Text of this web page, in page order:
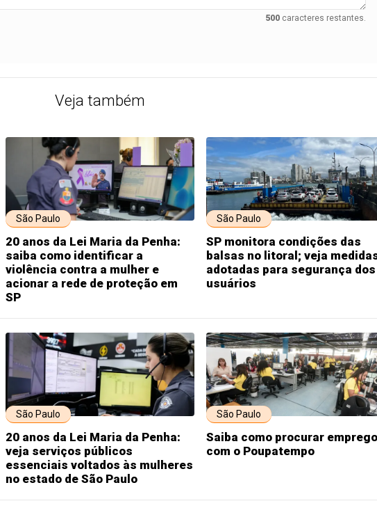
500caracteres restantes.
Veja também
São Paulo
20 anos da Lei Maria da Penha:
saiba como identificar a
violência contra a mulher e
acionar a rede de proteção em
SP
São Paulo
SP monitora condições das
balsas no litoral; veja
adotadas para segurança dos
usuários
São Paulo
20 anos da Lei Maria da Penha:
veja serviços públicos
essenciais voltados às mulheres
no estado de São Paulo
São Paulo
Saiba como procurar emprego
com o Poupatempo